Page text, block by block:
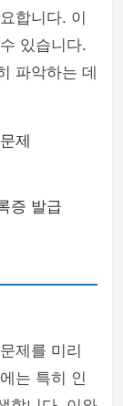
합니다. 이
있습니다.
파악하는 데
제
증 발급
제를 미리
는 특히 인